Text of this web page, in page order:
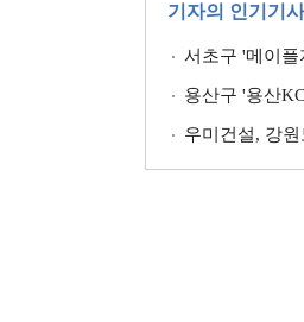
기자의 인기기사
서초구 '메이플
용산구 '용산
우미건설, 강